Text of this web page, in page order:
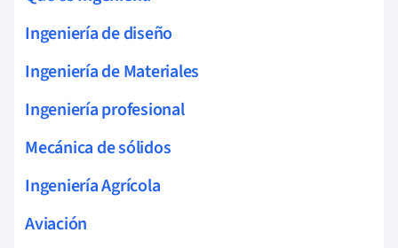
Ingeniería de diseño
Ingeniería de Materiales
Ingeniería profesional
Mecánica de sólidos
Ingeniería Agrícola
Aviación